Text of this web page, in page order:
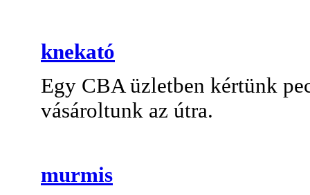
knekató
Egy CBA üzletben kértünk
vásároltunk az útra.
murmis